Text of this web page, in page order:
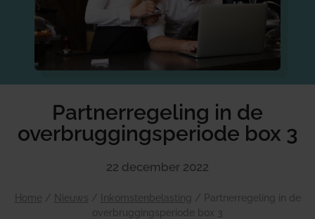
Partnerregeling in de
overbruggingsperiode box 3
22 december 2022
Home / Nieuws / Inkomstenbelasting / Partnerregeling in de
overbruggingsperiode box 3